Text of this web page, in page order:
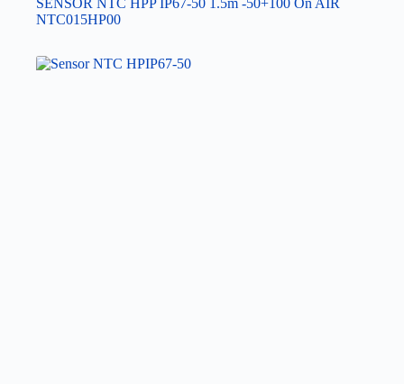
SENSOR NTC HPP IP67-50 1.5m -50+100 On AIR
NTC015HP00